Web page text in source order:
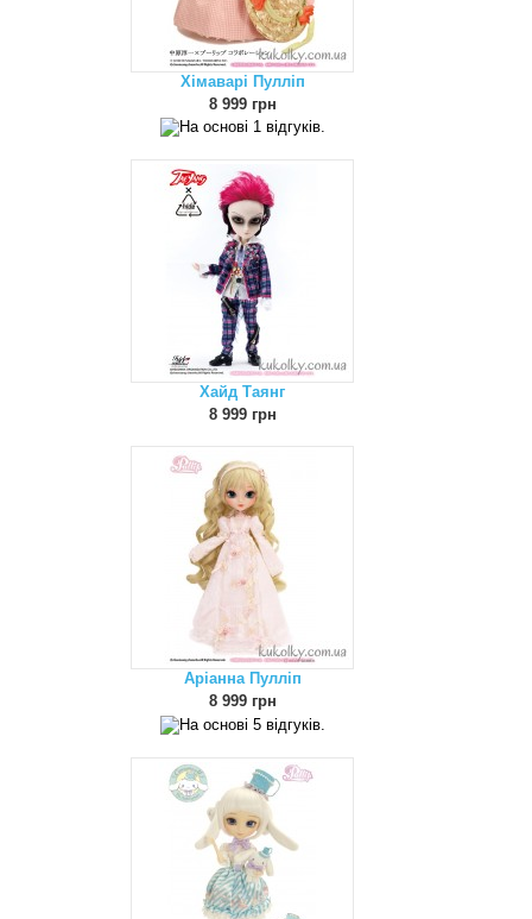
Хімаварі Пулліп
8 999 грн
Хайд Таянг
8 999 грн
Аріанна Пулліп
8 999 грн